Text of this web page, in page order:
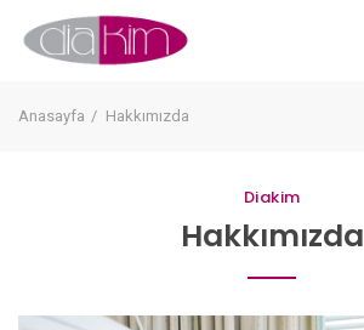
Anasayfa Hakkımızda
Diakim
Hakkımızda